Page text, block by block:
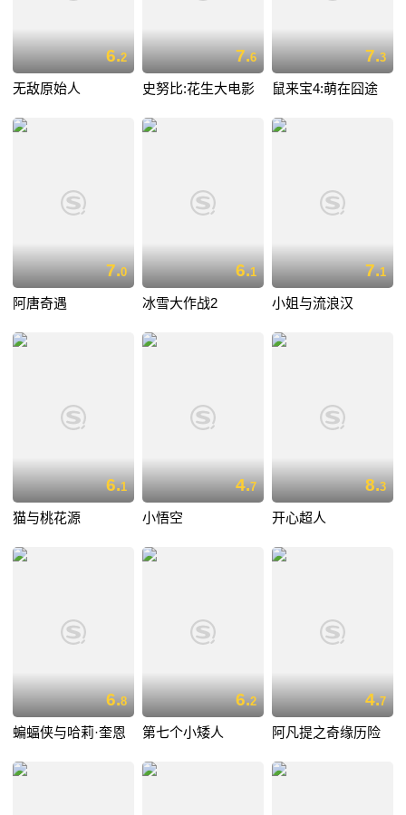
6.2
无敌原始人
7.6
史努比:花生大电影
7.3
鼠来宝4:萌在囧途
7.0
阿唐奇遇
6.1
冰雪大作战2
7.1
小姐与流浪汉
6.1
猫与桃花源
4.7
小悟空
8.3
开心超人
6.8
蝙蝠侠与哈莉·奎恩
6.2
第七个小矮人
4.7
阿凡提之奇缘历险